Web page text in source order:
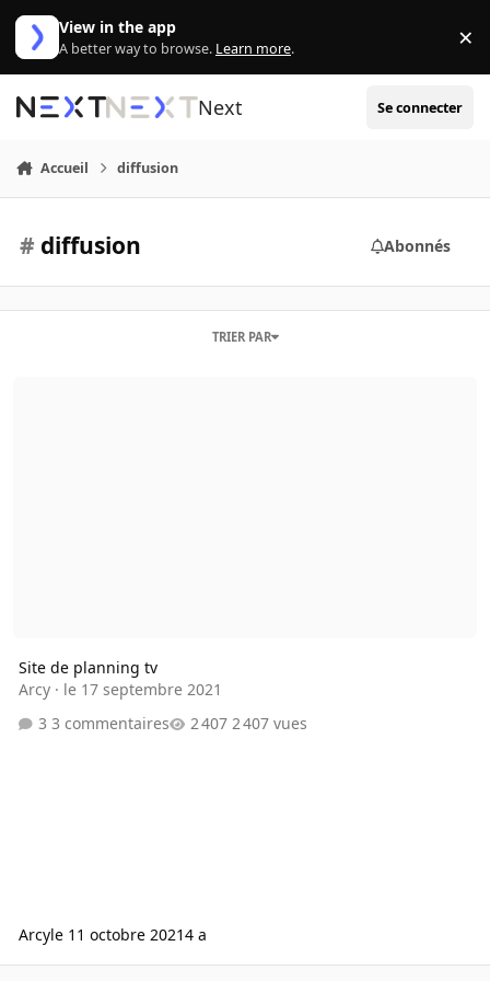
Aller au contenu
View in the app
A better way to browse. Learn more. ×
Next Se connecter
Accueil diffusion
# diffusion Abonnés
TRIER PAR
Site de planning tv
Arcy· le 17 septembre 2021
3 commentaires
2 407 vues
Arcyle 11 octobre 20214 a